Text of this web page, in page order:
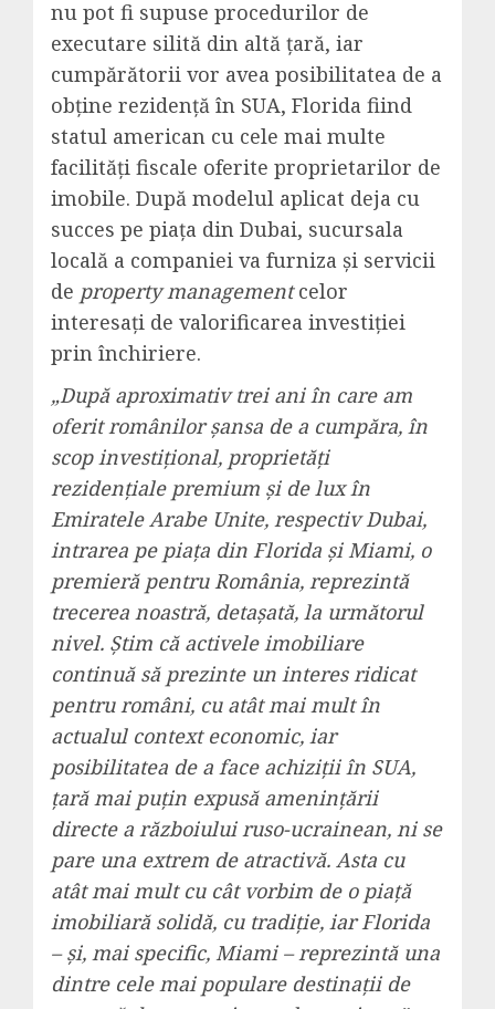
nu pot fi supuse procedurilor de
executare silită din altă țară, iar
cumpărătorii vor avea posibilitatea de a
obține rezidență în SUA, Florida fiind
statul american cu cele mai multe
facilități fiscale oferite proprietarilor de
imobile. După modelul aplicat deja cu
succes pe piața din Dubai, sucursala
locală a companiei va furniza și servicii
de property managementcelor
interesați de valorificarea investiției
prin închiriere.
„După aproximativ trei ani în care am
oferit românilor șansa de a cumpăra, în
scop investițional, proprietăți
rezidențiale premium și de lux în
Emiratele Arabe Unite, respectiv Dubai,
intrarea pe piața din Florida și Miami, o
premieră pentru România, reprezintă
trecerea noastră, detașată, la următorul
nivel. Știm că activele imobiliare
continuă să prezinte un interes ridicat
pentru români, cu atât mai mult în
actualul context economic, iar
posibilitatea de a face achiziții în SUA,
țară mai puțin expusă amenințării
directe a războiului ruso-ucrainean, ni se
pare una extrem de atractivă. Asta cu
atât mai mult cu cât vorbim de o piață
imobiliară solidă, cu tradiție, iar Florida
– și, mai specific, Miami – reprezintă una
dintre cele mai populare destinații de